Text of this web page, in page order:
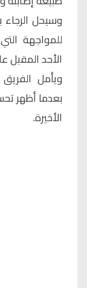
وسيحل الرجاء
للمواجهة
الأحد المقبل
ويأمل
بعدما أظهر
الأخيرة.